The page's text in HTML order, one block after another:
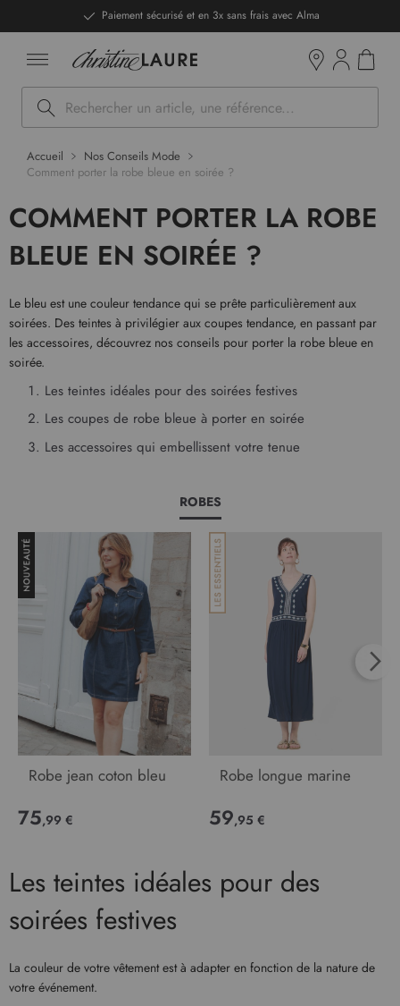
Paiement sécurisé et en 3x sans frais avec Alma
Rechercher
Accueil
Nos Conseils Mode
Comment porter la robe bleue en soirée ?
COMMENT PORTER LA ROBE
BLEUE EN SOIRÉE ?
Le bleu est une couleur tendance qui se prête particulièrement aux
soirées. Des teintes à privilégier aux coupes tendance, en passant par
les accessoires, découvrez nos conseils pour porter la robe bleue en
soirée.
Les teintes idéales pour des soirées festives
Les coupes de robe bleue à porter en soirée
Les accessoires qui embellissent votre tenue
ROBES
Robe jean coton bleu
75,99 €
Robe longue marine
59,95 €
Les teintes idéales pour des
soirées festives
La couleur de votre vêtement est à adapter en fonction de la nature de
votre événement.